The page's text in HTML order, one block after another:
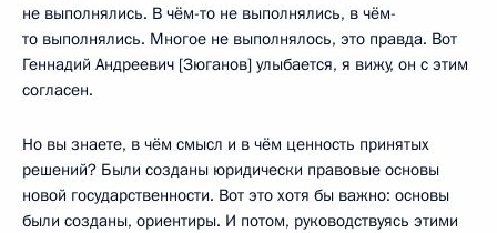
не выполнялись. В чём-то не выполнялись, в чём-
то выполнялись. Многое не выполнялось, это правда. Вот
Геннадий Андреевич [Зюганов] улыбается, я вижу, он с этим
согласен.
Но вы знаете, в чём смысл и в чём ценность принятых
решений? Были созданы юридически правовые основы
новой государственности. Вот это хотя бы важно: основы
были созданы, ориентиры. И потом, руководствуясь этими